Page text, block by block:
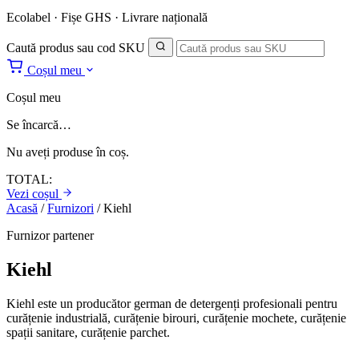
Ecolabel · Fișe GHS · Livrare națională
Caută produs sau cod SKU
Coșul meu
Coșul meu
Se încarcă…
Nu aveți produse în coș.
TOTAL:
Vezi coșul
Acasă / Furnizori / Kiehl
Furnizor partener
Kiehl
Kiehl este un producător german de detergenți profesionali pentru
curățenie industrială, curățenie birouri, curățenie mochete, curățenie
spații sanitare, curățenie parchet.